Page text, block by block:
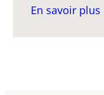
En savoir plus